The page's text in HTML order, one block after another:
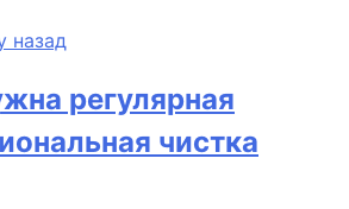
назад
регулярная
чистка